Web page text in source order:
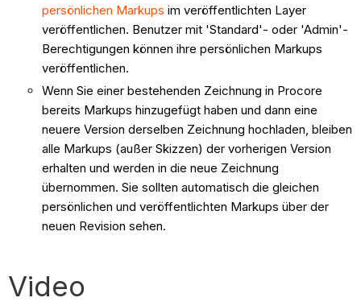
persönlichen Markups im veröffentlichten Layer
veröffentlichen. Benutzer mit 'Standard'- oder 'Admin'-
Berechtigungen können ihre persönlichen Markups
veröffentlichen.
Wenn Sie einer bestehenden Zeichnung in Procore
bereits Markups hinzugefügt haben und dann eine
neuere Version derselben Zeichnung hochladen, bleiben
alle Markups (außer Skizzen) der vorherigen Version
erhalten und werden in die neue Zeichnung
übernommen. Sie sollten automatisch die gleichen
persönlichen und veröffentlichten Markups über der
neuen Revision sehen.
Video